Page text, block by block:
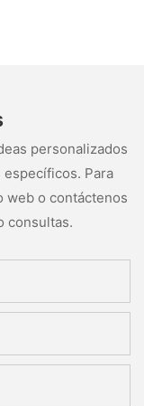
personalizados
Para
web o contáctenos
consultas.